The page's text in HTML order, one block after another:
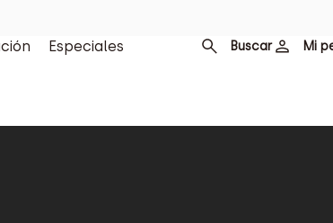
Especiales Buscar Mi